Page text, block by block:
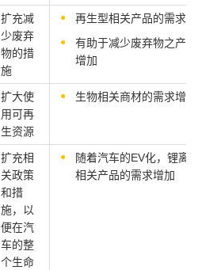
扩充减
少废弃
物的措
施
再生型相关产品的需求
有助于减少废弃物之产
增加
扩大使
用可再
生资源
生物相关商材的需求增加
扩充相
关政策
和措
施，以
便在汽
车的整
个生命
随着汽车的EV化，锂离
相关产品的需求增加